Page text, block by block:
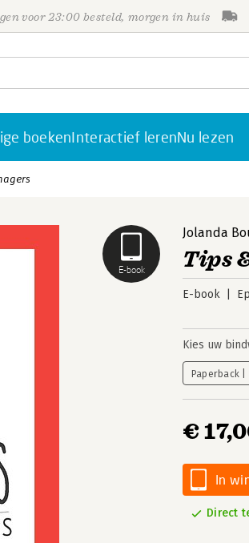
voor 23:00 besteld, morgen in huis
boekenInteractief lerenNu lezen
E-book
Jolanda
Tips
E-book
Kies uw
Paperback |
€
In
Direct